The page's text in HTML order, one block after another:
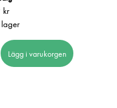
549 kr
Lägg i varukorgen